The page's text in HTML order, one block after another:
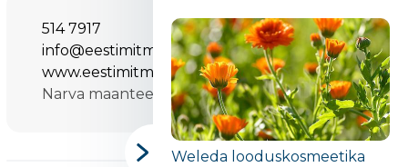
514 7917
info@eestimitmikud.ee
www.eestimitmikud.ee
Narva maantee 36, 10152 Tallinn, Эстония
Weleda looduskosmeetika